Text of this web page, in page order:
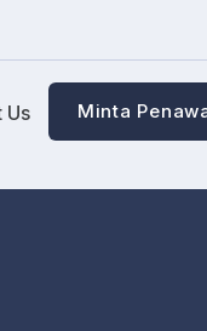
Us Minta